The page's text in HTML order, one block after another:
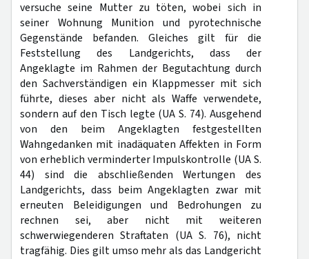
versuche seine Mutter zu töten, wobei sich in
seiner Wohnung Munition und pyrotechnische
Gegenstände befanden. Gleiches gilt für die
Feststellung des Landgerichts, dass der
Angeklagte im Rahmen der Begutachtung durch
den Sachverständigen ein Klappmesser mit sich
führte, dieses aber nicht als Waffe verwendete,
sondern auf den Tisch legte (UA S. 74). Ausgehend
von den beim Angeklagten festgestellten
Wahngedanken mit inadäquaten Affekten in Form
von erheblich verminderter Impulskontrolle (UA S.
44) sind die abschließenden Wertungen des
Landgerichts, dass beim Angeklagten zwar mit
erneuten Beleidigungen und Bedrohungen zu
rechnen sei, aber nicht mit weiteren
schwerwiegenderen Straftaten (UA S. 76), nicht
tragfähig. Dies gilt umso mehr als das Landgericht